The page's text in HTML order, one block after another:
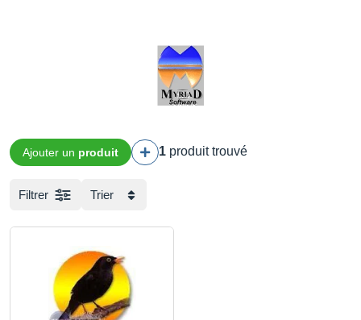
Ajouter un produit 1 produit trouvé
Filtrer Trier